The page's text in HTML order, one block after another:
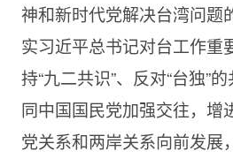
神和新时代党解决台湾问题
实习近平总书记对台工作重
持“九二共识”、反对“台独”
同中国国民党加强交往，增
党关系和两岸关系向前发展